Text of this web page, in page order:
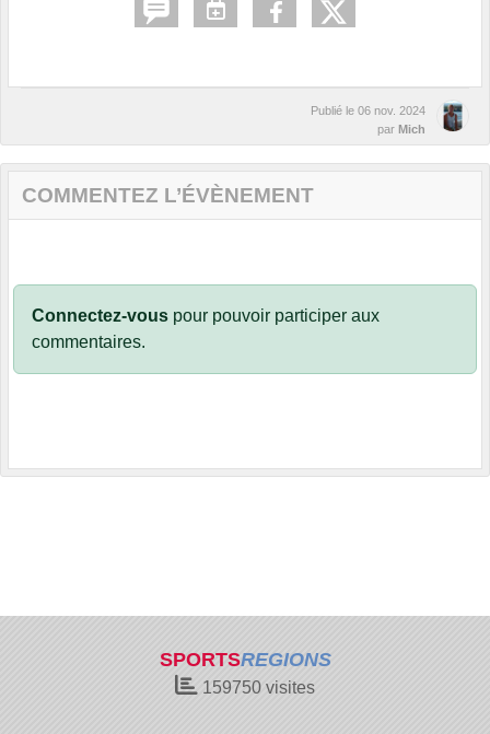
Publié le 06 nov. 2024
par Mich
COMMENTEZ L’ÉVÈNEMENT
Connectez-vous pour pouvoir participer aux
commentaires.
SPORTSREGIONS
159750 visites